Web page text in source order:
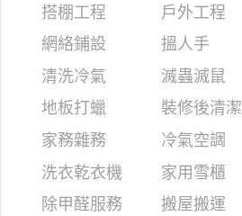
搭棚工程
戶外工程
網絡鋪設
搵人手
清洗冷氣
滅蟲滅鼠
地板打蠟
裝修後清潔
家務雜務
冷氣空調
洗衣乾衣機
家用雪櫃
除甲醛服務
搬屋搬運